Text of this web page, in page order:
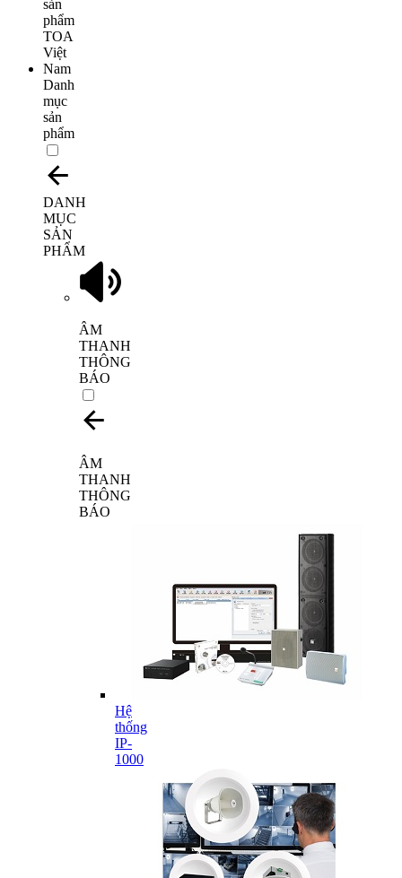
Danh
mục
sản
phẩm
DANH
MỤC
SẢN
PHẨM
ÂM
THANH
THÔNG
BÁO
ÂM
THANH
THÔNG
BÁO
Hệ
thống
IP-
1000